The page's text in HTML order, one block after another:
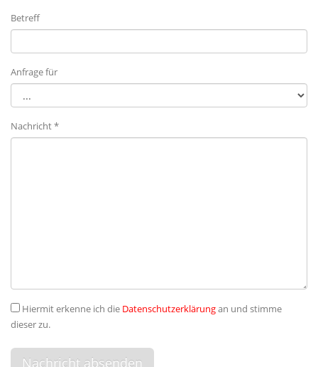
Betreff
Anfrage für
Nachricht *
Hiermit erkenne ich die Datenschutzerklärungan und stimme
dieser zu.